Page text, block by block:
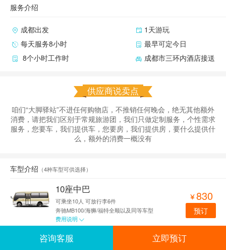
服务介绍
成都出发
1天游玩
每天服务8小时
最早可定今日
8个小时工作时
成都市三环内酒店接送
供应商说卖点
咱们“大脚驿站”不进任何购物店，不推销任何晚会，绝无其他额外
消费，请把我们区别于常规旅游团，我们只做定制服务，个性需求
服务，您要车，我们提供车，您要房，我们提供房，要什么提供什
么，额外的消费一概没有
车型介绍 （4种车型可供选择）
10座中巴
可乘坐10人 可放行李6件
奔驰MB100/海狮/福特全顺以及同等车型
费用说明 
 830
预订
GL8
咨询客服 立即预订